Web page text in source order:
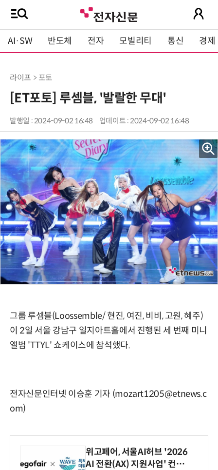
AI·SW 반도체 전자 모빌리티 통신 경제
라이프 > 포토
[ET포토] 루셈블, '발랄한 무대'
발행일 : 2024-09-02 16:48 업데이트 : 2024-09-02 16:48
그룹 루셈블(Loossemble/ 현진, 여진, 비비, 고원, 혜주)
이 2일 서울 강남구 일지아트홀에서 진행된 세 번째 미니
앨범 'TTYL' 쇼케이스에 참석했다.
전자신문인터넷 이승훈 기자 (mozart1205@etnews.c
om)
위고페어, 서울AI허브 '2026
AI 전환(AX) 지원사업' 컨소